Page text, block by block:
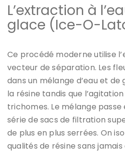
L’extraction à
glace (Ice-O-
Ce procédé moderne utilise
vecteur de séparation. Les
dans un mélange d’eau et de
la résine tandis que
trichomes. Le mélange
série de sacs de filtration
de plus en plus serrées. On
qualités de résine sans